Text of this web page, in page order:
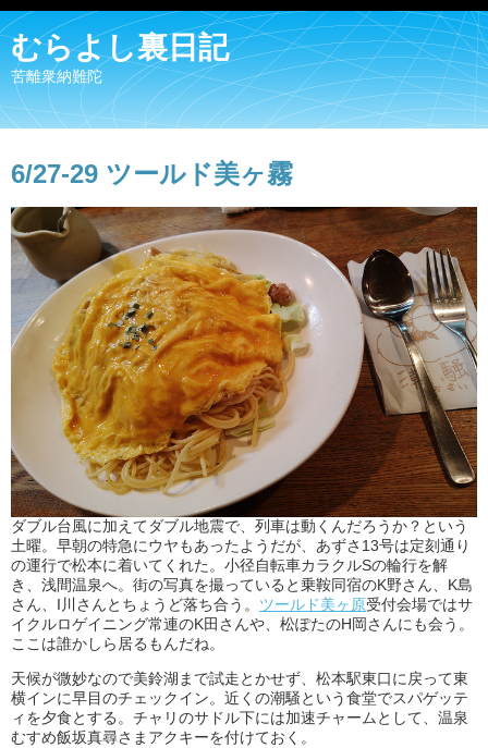
むらよし裏日記
苦離衆納難陀
6/27-29 ツールド美ヶ霧
ダブル台風に加えてダブル地震で、列車は動くんだろうか？という
土曜。早朝の特急にウヤもあったようだが、あずさ13号は定刻通り
の運行で松本に着いてくれた。小径自転車カラクルSの輪行を解
き、浅間温泉へ。街の写真を撮っていると乗鞍同宿のK野さん、K島
さん、I川さんとちょうど落ち合う。 ツールド美ヶ原受付会場ではサ
イクルロゲイニング常連のK田さんや、松ぽたのH岡さんにも会う。
ここは誰かしら居るもんだね。
天候が微妙なので美鈴湖まで試走とかせず、松本駅東口に戻って東
横インに早目のチェックイン。近くの潮騒という食堂でスパゲッテ
ィを夕食とする。チャリのサドル下には加速チャームとして、温泉
むすめ飯坂真尋さまアクキーを付けておく。